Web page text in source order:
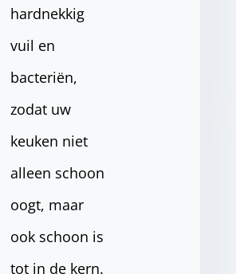
hardnekkig
vuil en
bacteriën,
zodat uw
keuken niet
alleen schoon
oogt, maar
ook schoon is
tot in de kern.